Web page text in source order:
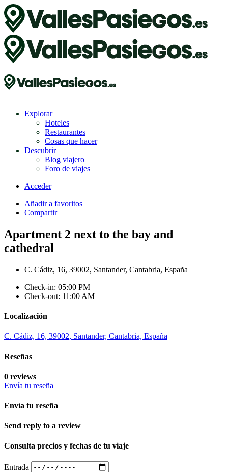
Explorar
Hoteles
Restaurantes
Cosas que hacer
Descubrir
Blog viajero
Foro de viajes
Acceder
Añadir a favoritos
Compartir
Apartment 2 next to the bay and
cathedral
C. Cádiz, 16, 39002, Santander, Cantabria, España
Check-in: 05:00 PM
Check-out: 11:00 AM
Localización
C. Cádiz, 16, 39002, Santander, Cantabria, España
Reseñas
0 reviews
Envía tu reseña
Envía tu reseña
Send reply to a review
Consulta precios y fechas de tu viaje
Entrada